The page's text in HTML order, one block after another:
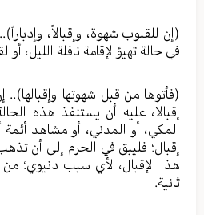
(إن للقلوب شهوة، وإقبالاً،
في حالة تهيؤ لإقامة نافلة الليل، أو
(فأتوها من قبل شهوتها
إقبالا، عليه أن يستنفذ هذه
المكي، أو المدني، أو مشاهد
إقبال؛ فليبق في الحرم إلى أن
هذا الإقبال، لأي سبب دنيوي؛ من
ثانية.